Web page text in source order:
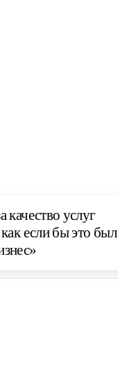
качество услуг
если бы это был